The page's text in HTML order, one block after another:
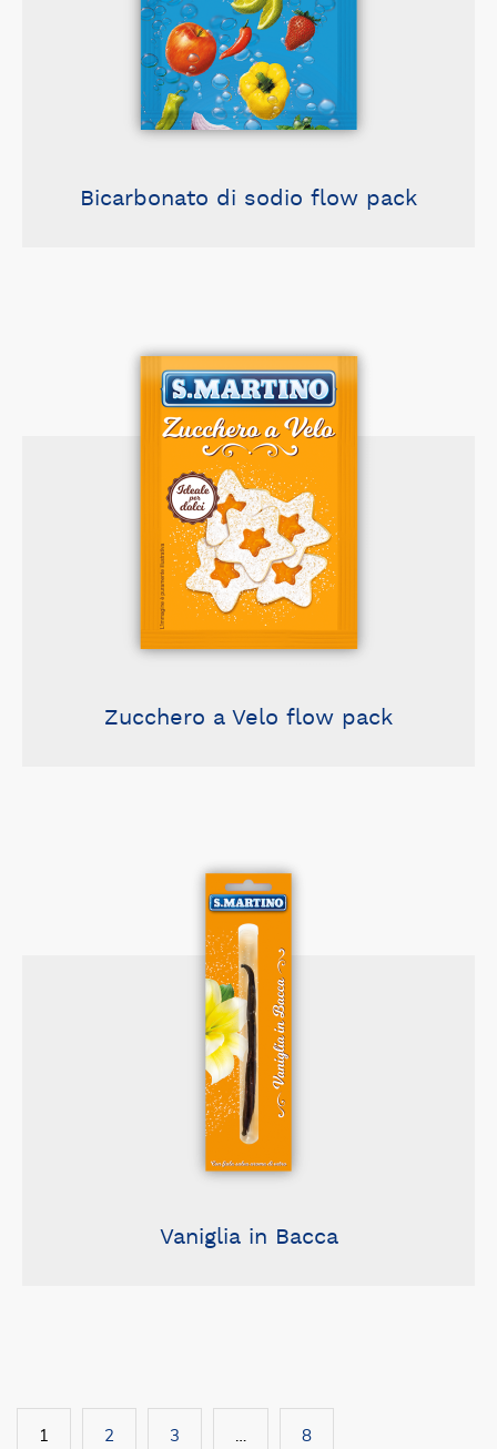
Bicarbonato di sodio flow pack
Zucchero a Velo flow pack
Vaniglia in Bacca
1 2 3 … 8